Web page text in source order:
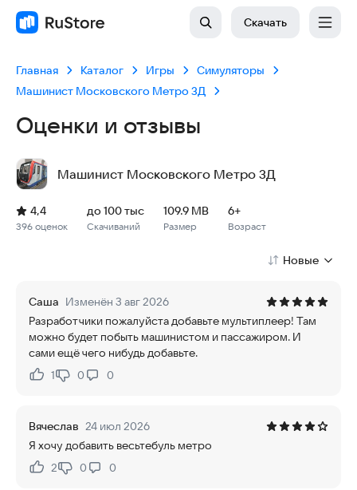
Скачать
Главная Каталог Игры
Симуляторы
Машинист Московского Метро 3Д
Оценки и отзывы
Машинист Московского Метро 3Д
Рейтинг: 4,4, 396 оценок
Скачиваний: до 100 тыс
Размер файла: 109.9 MB
Возрастное ограничение: 109.9 MB
396 оценок
4,4
Скачиваний
до 100 тыс
Размер
109.9 MB
Возраст
6+
Новые
Саша Изменён 3 авг 2026
Разработчики пожалуйста добавьте мультиплеер! Там
можно будет побыть машинистом и пассажиром. И
сами ещё чего нибудь добавьте.
Нравится:
1Не нравится:
0 0
Вячеслав 24 июл 2026
Я хочу добавить весьтебуль метро
Нравится:
2Не нравится:
0 0